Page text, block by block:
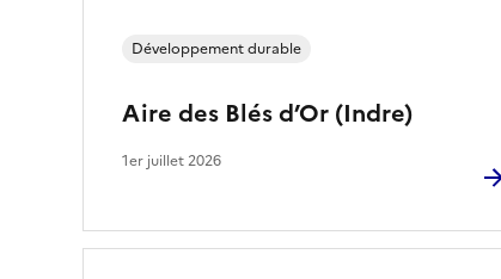
Aire des Blés d’Or (Indre)
Développement durable
1er juillet 2026